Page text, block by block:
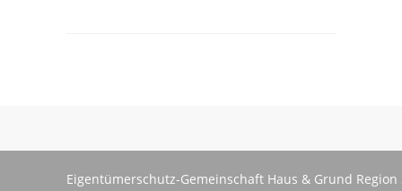
Eigentümerschutz-Gemeinschaft Haus & Grund